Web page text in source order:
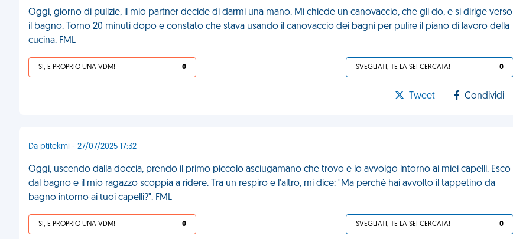
Oggi, giorno di pulizie, il mio partner decide di darmi una mano. Mi chiede un canovaccio, che gli do, e si dirige verso
il bagno. Torno 20 minuti dopo e constato che stava usando il canovaccio dei bagni per pulire il piano di lavoro della
cucina. FML
SÌ, È PROPRIO UNA VDM! 0 SVEGLIATI, TE LA SEI CERCATA! 0
Tweet Condividi
Da ptitekmi - 27/07/2025 17:32
Oggi, uscendo dalla doccia, prendo il primo piccolo asciugamano che trovo e lo avvolgo intorno ai miei capelli. Esco
dal bagno e il mio ragazzo scoppia a ridere. Tra un respiro e l'altro, mi dice: "Ma perché hai avvolto il tappetino da
bagno intorno ai tuoi capelli?". FML
SÌ, È PROPRIO UNA VDM! 0 SVEGLIATI, TE LA SEI CERCATA! 0